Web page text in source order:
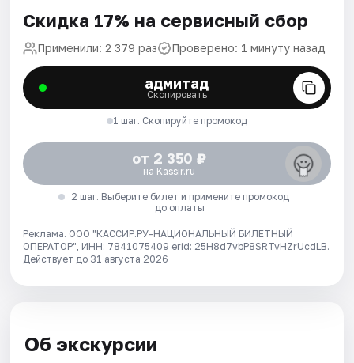
Скидка 17% на сервисный сбор
Применили: 2 379 раз Проверено: 1 минуту назад
адмитад
Скопировать
1 шаг. Скопируйте промокод
от 2 350 ₽
на Kassir.ru
2 шаг. Выберите билет и примените промокод
до оплаты
Реклама. ООО "КАССИР.РУ-НАЦИОНАЛЬНЫЙ БИЛЕТНЫЙ
ОПЕРАТОР", ИНН: 7841075409 erid: 25H8d7vbP8SRTvHZrUcdLB.
Действует до 31 августа 2026
Об экскурсии